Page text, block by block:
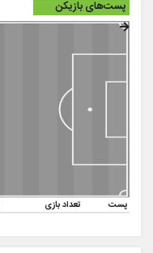
پست‌های بازیکن
پست تعداد بازی